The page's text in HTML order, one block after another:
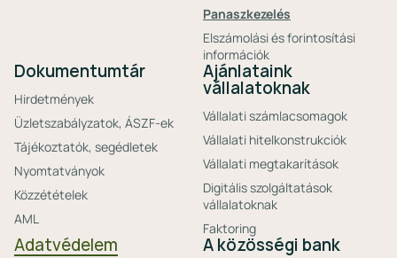
Panaszkezelés
Elszámolási és forintosítási
információk
Dokumentumtár
Hirdetmények
Üzletszabályzatok, ÁSZF-ek
Tájékoztatók, segédletek
Nyomtatványok
Közzétételek
AML
Ajánlataink
vállalatoknak
Vállalati számlacsomagok
Vállalati hitelkonstrukciók
Vállalati megtakarítások
Digitális szolgáltatások
vállalatoknak
Faktoring
Adatvédelem
A közösségi bank